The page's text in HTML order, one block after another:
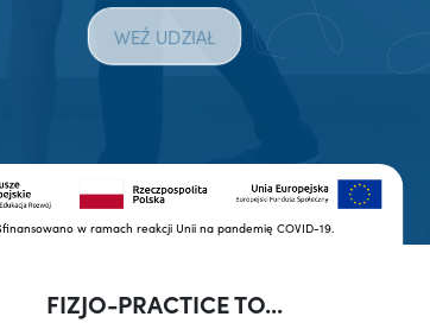
w ramach reakcji Unii na pandemię COVID-19.
WEŹ UDZIAŁ
FIZJO-PRACTICE TO...